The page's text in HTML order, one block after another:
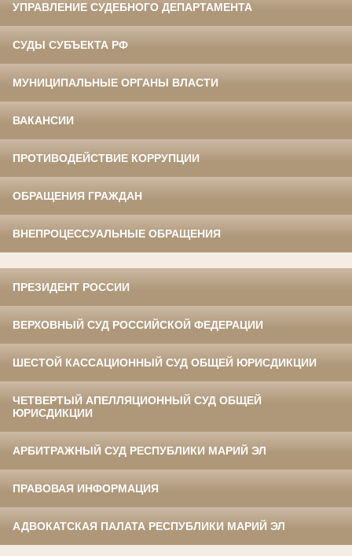
УПРАВЛЕНИЕ СУДЕБНОГО ДЕПАРТАМЕНТА
СУДЫ СУБЪЕКТА РФ
МУНИЦИПАЛЬНЫЕ ОРГАНЫ ВЛАСТИ
ВАКАНСИИ
ПРОТИВОДЕЙСТВИЕ КОРРУПЦИИ
ОБРАЩЕНИЯ ГРАЖДАН
ВНЕПРОЦЕССУАЛЬНЫЕ ОБРАЩЕНИЯ
ПРЕЗИДЕНТ РОССИИ
ВЕРХОВНЫЙ СУД РОССИЙСКОЙ ФЕДЕРАЦИИ
ШЕСТОЙ КАССАЦИОННЫЙ СУД ОБЩЕЙ ЮРИСДИКЦИИ
ЧЕТВЕРТЫЙ АПЕЛЛЯЦИОННЫЙ СУД ОБЩЕЙ
ЮРИСДИКЦИИ
АРБИТРАЖНЫЙ СУД РЕСПУБЛИКИ МАРИЙ ЭЛ
ПРАВОВАЯ ИНФОРМАЦИЯ
АДВОКАТСКАЯ ПАЛАТА РЕСПУБЛИКИ МАРИЙ ЭЛ